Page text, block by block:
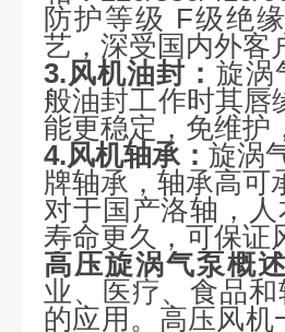
防护等级 F级绝
艺，深受国内外客
3.风机油封： 旋涡
般油封工作时其
能更稳定，免维护
4.风机轴承： 旋涡
牌轴承，轴承高可
对于国产洛轴，
寿命更久，可保证
高压旋涡气泵概
业、医疗、食品
的应用。高压风